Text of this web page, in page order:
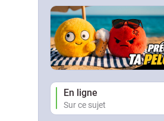
En ligne
Sur ce sujet